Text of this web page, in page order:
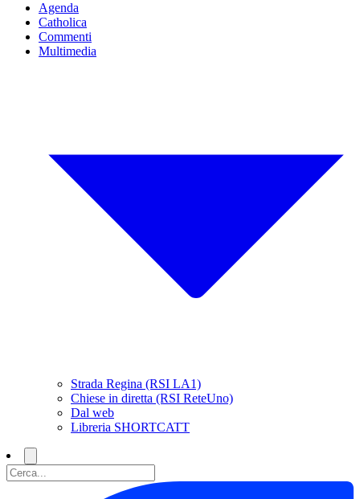
Agenda
Catholica
Commenti
Multimedia
Strada Regina (RSI LA1)
Chiese in diretta (RSI ReteUno)
Dal web
Libreria SHORTCATT